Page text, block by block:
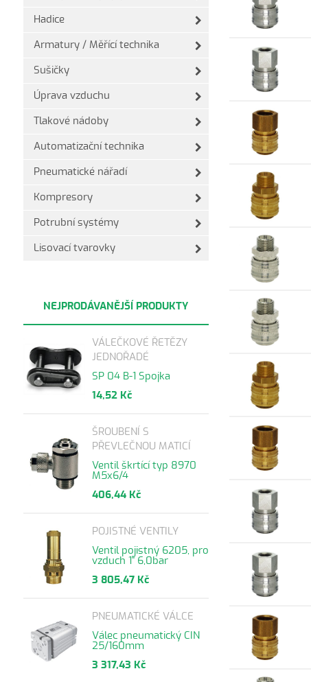
Hadice
Armatury / Měřící technika
Sušičky
Úprava vzduchu
Tlakové nádoby
Automatizační technika
Pneumatické nářadí
Kompresory
Potrubní systémy
Lisovací tvarovky
NEJPRODÁVANĚJŠÍ PRODUKTY
VÁLEČKOVÉ ŘETĚZY
JEDNOŘADÉ
SP 04 B-1 Spojka
14,52 Kč
ŠROUBENÍ S
PŘEVLEČNOU MATICÍ
Ventil škrtící typ 8970
M5x6/4
406,44 Kč
POJISTNÉ VENTILY
Ventil pojistný 6205, pro
vzduch 1" 6,0bar
3 805,47 Kč
PNEUMATICKÉ VÁLCE
Válec pneumatický CIN
25/160mm
3 317,43 Kč